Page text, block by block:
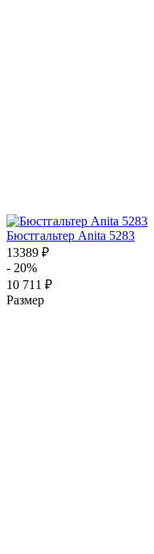
Бюстгальтер Anita 5283
13389 ₽
- 20%
10 711 ₽
Размер